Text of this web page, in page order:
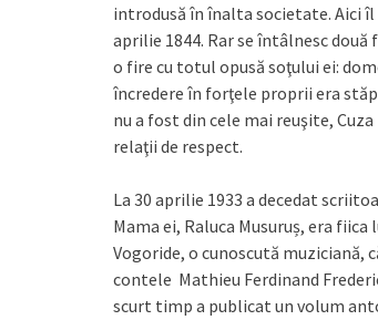
introdusă în înalta societate. Aici îl
aprilie 1844. Rar se întâlnesc
o fire cu totul opusă soţului ei:
încredere în forţele proprii era
nu a fost din cele mai reuşite,
relaţii de respect.
La 30 aprilie 1933 a decedat
Mama ei, Raluca Musuruș, era
Vogoride, o cunoscută muziciană,
contele Mathieu Ferdinand
scurt timp a publicat un volum